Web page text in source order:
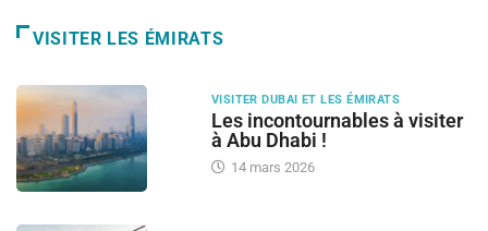
VISITER LES ÉMIRATS
VISITER DUBAI ET LES ÉMIRATS
Les incontournables à visiter
à Abu Dhabi !
14 mars 2026